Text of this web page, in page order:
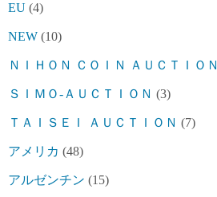
EU (4)
NEW (10)
ＮＩＨＯＮ ＣＯＩＮ ＡＵＣＴＩＯＮ
ＳＩＭＯ-ＡＵＣＴＩＯＮ (3)
ＴＡＩＳＥＩ ＡＵＣＴＩＯＮ (7)
アメリカ (48)
アルゼンチン (15)